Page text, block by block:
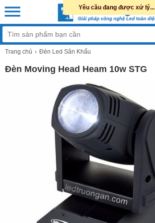
Trang chủ Đèn Led Sân Khấu
Đèn Moving Head Heam 10w STG
Yêu cầu đang được xử lý...